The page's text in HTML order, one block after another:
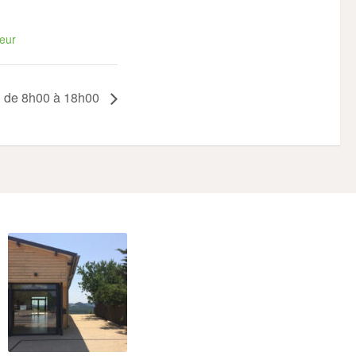
de 8h00 à 18h00